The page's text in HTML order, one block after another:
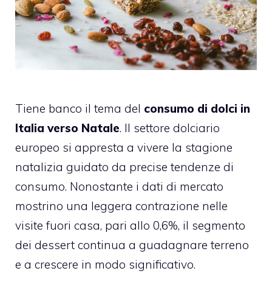
Tiene banco il tema del consumo di dolci in
Italia verso Natale. Il settore dolciario
europeo si appresta a vivere la stagione
natalizia guidato da precise tendenze di
consumo. Nonostante i dati di mercato
mostrino una leggera contrazione nelle
visite fuori casa, pari allo 0,6%, il segmento
dei dessert continua a guadagnare terreno
e a crescere in modo significativo.